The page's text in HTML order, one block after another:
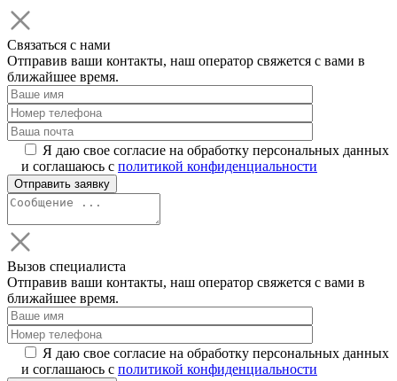
Связаться с нами
Отправив ваши контакты, наш оператор свяжется с вами в
ближайшее время.
Я даю свое согласие на обработку персональных данных
и соглашаюсь с политикой конфиденциальности
Вызов специалиста
Отправив ваши контакты, наш оператор свяжется с вами в
ближайшее время.
Я даю свое согласие на обработку персональных данных
и соглашаюсь с политикой конфиденциальности